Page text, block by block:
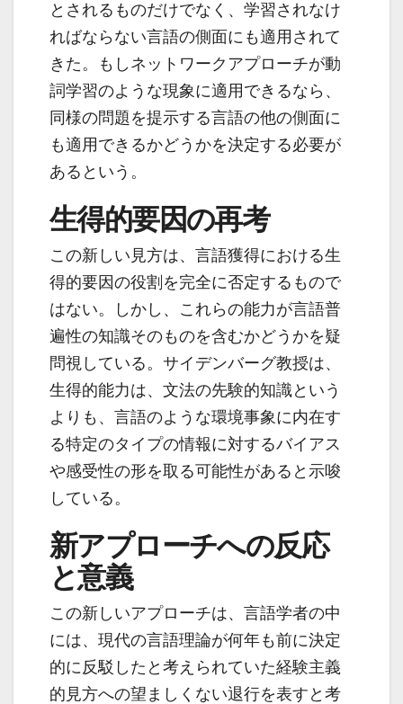
とされるものだけでなく、学習されなけ
ればならない言語の側面にも適用されて
きた。もしネットワークアプローチが動
詞学習のような現象に適用できるなら、
同様の問題を提示する言語の他の側面に
も適用できるかどうかを決定する必要が
あるという。
生得的要因の再考
この新しい見方は、言語獲得における生
得的要因の役割を完全に否定するもので
はない。しかし、これらの能力が言語普
遍性の知識そのものを含むかどうかを疑
問視している。サイデンバーグ教授は、
生得的能力は、文法の先験的知識という
よりも、言語のような環境事象に内在す
る特定のタイプの情報に対するバイアス
や感受性の形を取る可能性があると示唆
している。
新アプローチへの反応
と意義
この新しいアプローチは、言語学者の中
には、現代の言語理論が何年も前に決定
的に反駁したと考えられていた経験主義
的見方への望ましくない退行を表すと考